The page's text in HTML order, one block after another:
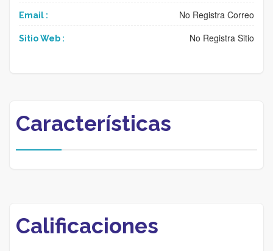
Email : No Registra Correo
Sitio Web : No Registra Sitio
Características
Calificaciones